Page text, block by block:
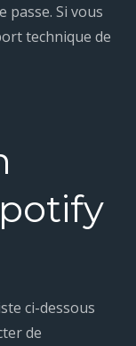
Si vous
technique de
ci-dessous
de